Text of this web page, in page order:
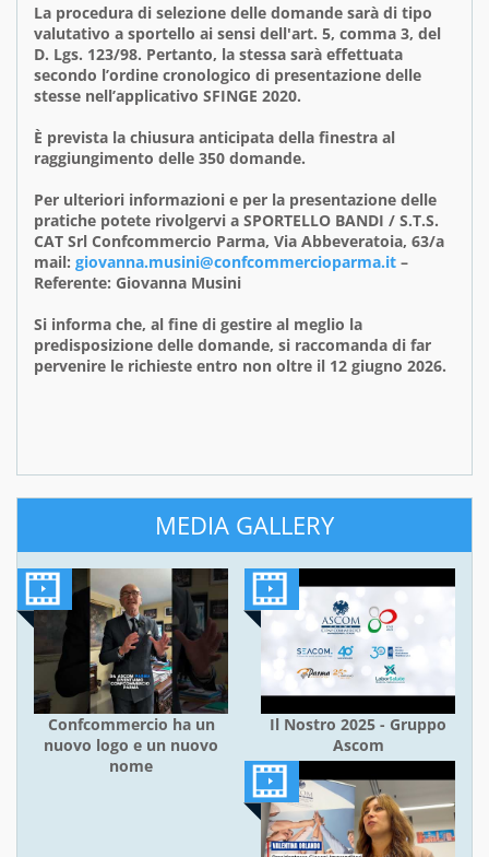
La procedura di selezione delle domande sarà di tipo
valutativo a sportello ai sensi dell'art. 5, comma 3, del
D. Lgs. 123/98. Pertanto, la stessa sarà effettuata
secondo l’ordine cronologico di presentazione delle
stesse nell’applicativo SFINGE 2020.
È prevista la chiusura anticipata della finestra al
raggiungimento delle 350 domande.
Per ulteriori informazioni e per la presentazione delle
pratiche potete rivolgervi a SPORTELLO BANDI / S.T.S.
CAT Srl Confcommercio Parma, Via Abbeveratoia, 63/a
mail: giovanna.musini@confcommercioparma.it –
Referente: Giovanna Musini
Si informa che, al fine di gestire al meglio la
predisposizione delle domande, si raccomanda di far
pervenire le richieste entro non oltre il 12 giugno 2026.
MEDIA GALLERY
Confcommercio ha un
nuovo logo e un nuovo
nome
Il Nostro 2025 - Gruppo
Ascom